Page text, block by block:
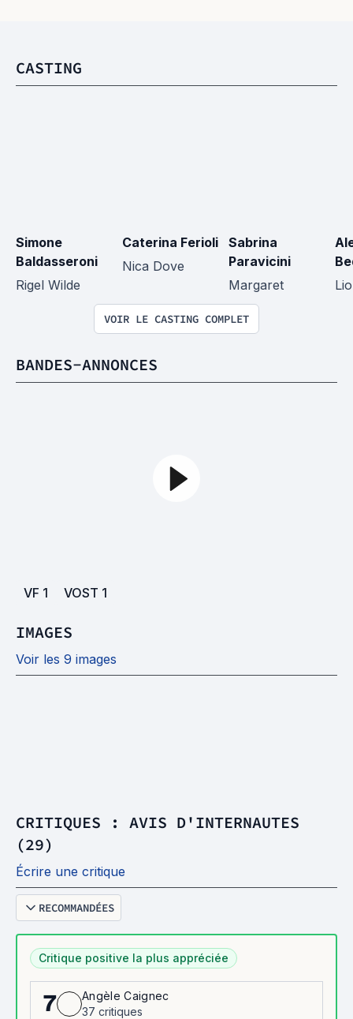
CASTING
Simone
Baldasseroni
Rigel Wilde
Caterina Ferioli
Nica Dove
Sabrina
Paravicini
Margaret
VOIR LE CASTING COMPLET
BANDES-ANNONCES
VF 1 VOST 1
IMAGES
Voir les 9 images
CRITIQUES : AVIS D'INTERNAUTES
(29)
Écrire une critique
RECOMMANDÉES
Critique positive la plus appréciée
7
Angèle Caignec
37 critiques